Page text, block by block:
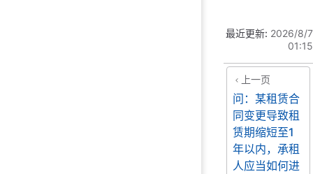
最近更新: 2026/8/7
01:15
上一页
问：某租赁合
同变更导致租
赁期缩短至1
年以内，承租
人应当如何进